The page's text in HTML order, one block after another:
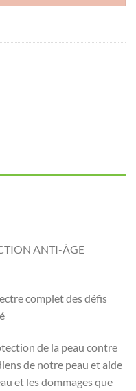
ANTI-ÂGE
complet des défis
de la peau contre
de notre peau et aide
et les dommages que